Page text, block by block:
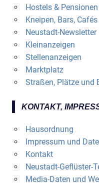
Hostels & Pensionen
Kneipen, Bars, Cafés
Neustadt-Newsletter
Kleinanzeigen
Stellenanzeigen
Marktplatz
Straßen, Plätze und
KONTAKT,
Hausordnung
Impressum und
Kontakt
Neustadt-Geflüster-
Media-Daten und